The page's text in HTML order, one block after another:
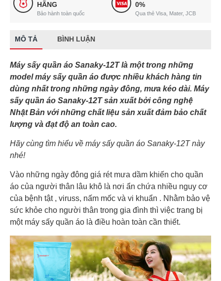
HÃNG
Bảo hành toàn quốc
0%
Qua thẻ Visa, Mater, JCB
MÔ TẢ BÌNH LUẬN
Máy sấy quần áo Sanaky-12T là một trong những
model máy sấy quần áo được nhiều khách hàng tin
dùng nhất trong những ngày đông, mưa kéo dài. Máy
sấy quần áo Sanaky-12T sản xuất bởi công nghệ
Nhật Bản với những chất liệu sản xuất đảm bảo chất
lượng và đạt độ an toàn cao.
Hãy cùng tìm hiểu về máy sấy quần áo Sanaky-12T này
nhé!
Vào những ngày đông giá rét mưa dầm khiến cho quần
áo của người thân lâu khô là nơi ẩn chứa nhiều nguy cơ
của bệnh tật , viruss, nấm mốc và vi khuẩn . Nhằm bảo vệ
sức khỏe cho người thân trong gia đình thì việc trang bị
một máy sấy quần áo là điều hoàn toàn cần thiết.